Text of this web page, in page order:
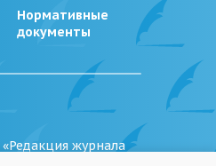
Нормативные
документы
журнала